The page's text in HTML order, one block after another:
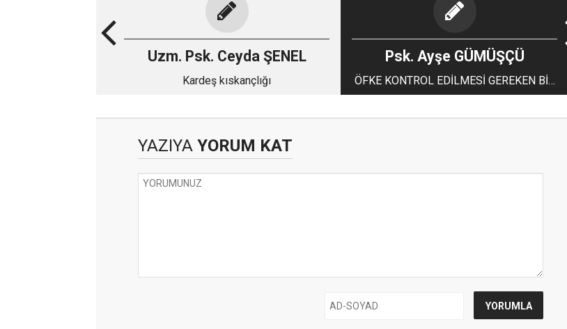
Uzm. Psk. Ceyda ŞENEL
Kardeş kıskançlığı
Psk. Ayşe GÜMÜŞÇÜ
ÖFKE KONTROL EDİLMESİ GEREKEN BİR
DUYGUDUR
YAZIYA YORUM KAT